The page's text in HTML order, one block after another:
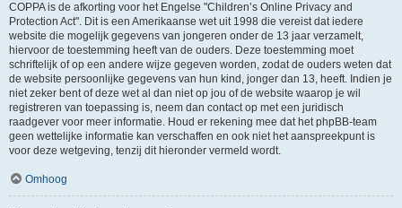
COPPA is de afkorting voor het Engelse "Children’s Online Privacy and
Protection Act". Dit is een Amerikaanse wet uit 1998 die vereist dat iedere
website die mogelijk gegevens van jongeren onder de 13 jaar verzamelt,
hiervoor de toestemming heeft van de ouders. Deze toestemming moet
schriftelijk of op een andere wijze gegeven worden, zodat de ouders weten dat
de website persoonlijke gegevens van hun kind, jonger dan 13, heeft. Indien je
niet zeker bent of deze wet al dan niet op jou of de website waarop je wil
registreren van toepassing is, neem dan contact op met een juridisch
raadgever voor meer informatie. Houd er rekening mee dat het phpBB-team
geen wettelijke informatie kan verschaffen en ook niet het aanspreekpunt is
voor deze wetgeving, tenzij dit hieronder vermeld wordt.
Omhoog